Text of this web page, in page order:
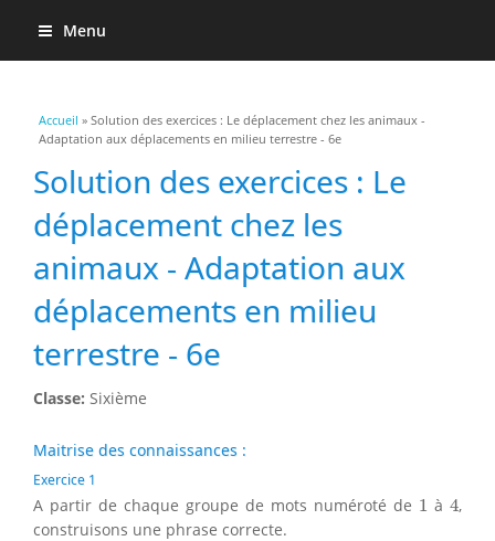
Menu
Vous êtes ici
Accueil » Solution des exercices : Le déplacement chez les animaux -
Adaptation aux déplacements en milieu terrestre - 6e
Solution des exercices : Le
déplacement chez les
animaux - Adaptation aux
déplacements en milieu
terrestre - 6e
Classe: Sixième
Maitrise des connaissances :
Exercice 1
A partir de chaque groupe de mots numéroté de 1
1 à 4
4,
construisons une phrase correcte.